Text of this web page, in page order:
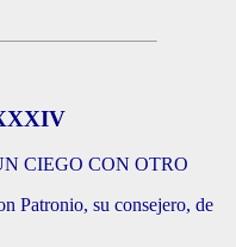
CIEGO CON OTRO
Patronio, su consejero, de